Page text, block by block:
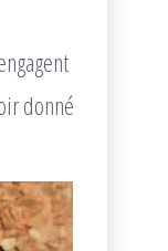
donné